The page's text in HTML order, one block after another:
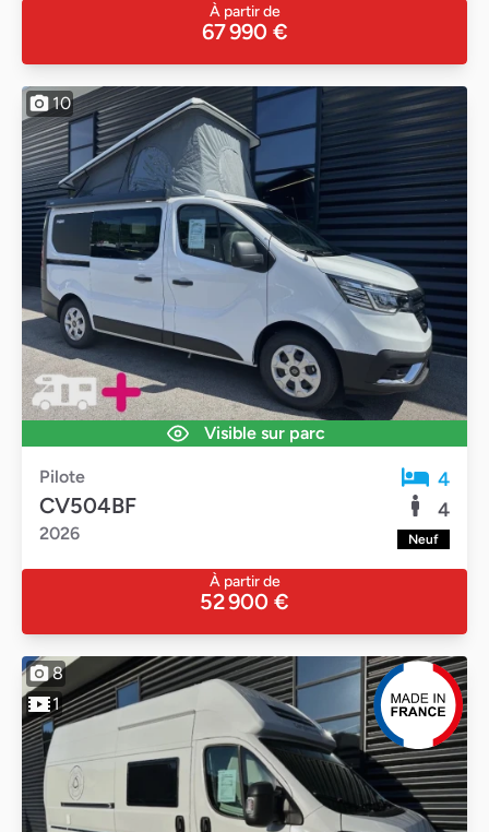
À partir de
67 990 €
10
Visible sur parc
Pilote
CV504BF
2026
4
4
Neuf
À partir de
52 900 €
8
1